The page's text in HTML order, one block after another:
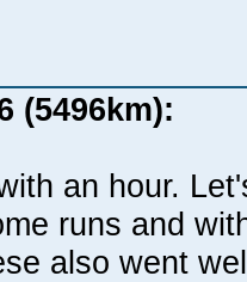
(5496km):
an hour.
runs and
also went